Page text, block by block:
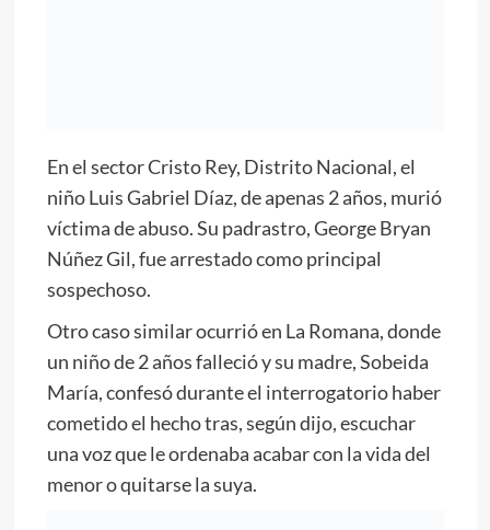
En el sector Cristo Rey, Distrito Nacional, el
niño Luis Gabriel Díaz, de apenas 2 años, murió
víctima de abuso. Su padrastro, George Bryan
Núñez Gil, fue arrestado como principal
sospechoso.
Otro caso similar ocurrió en La Romana, donde
un niño de 2 años falleció y su madre, Sobeida
María, confesó durante el interrogatorio haber
cometido el hecho tras, según dijo, escuchar
una voz que le ordenaba acabar con la vida del
menor o quitarse la suya.